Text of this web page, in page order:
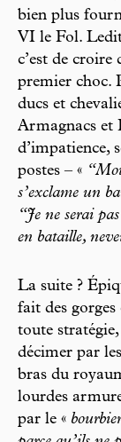
bien plus
VI le Fol. Ledit
c’est de croire
premier choc.
ducs et
Armagnacs et
d’impatience,
postes – «
s’exclame un
“Je ne serai
en bataille,
La suite ?
fait des gorges
toute
décimer par
bras du
lourdes
par le «